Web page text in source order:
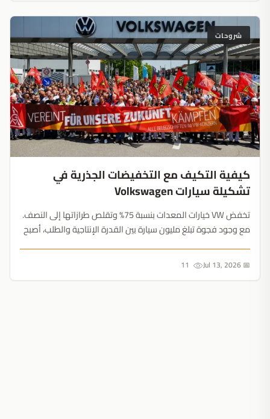
شروحات
كيفية التكيف مع التخفيضات الجذرية في
تشكيلة سيارات Volkswagen
تخفض VW خيارات المعدات بنسبة 75% وتقلص طرازاتها إلى النصف.
مع وجود فجوة تبلغ مليون سيارة بين القدرة الإنتاجية والطلب، أصبح
📅 Jul 13, 2026